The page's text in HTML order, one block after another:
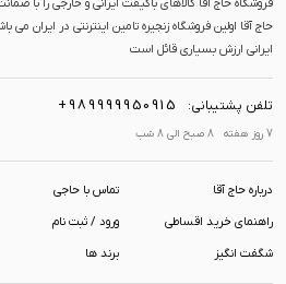
فروشگاه حاج آقا کالاهای باکیفت ایرانی و خارجی را با
حاج آقا اولین فروشگاه زنجیره تامین اینترنتی در ایران می
ایرانی ارزش بسیاری قائل است
تلفن پشتیبانی: +989999950915
7 روز هفته 8 صبح الی 8 شب
درباره حاج آقا تماس با حاجی
راهنمای خرید اقساطی ورود / ثبت نام
شگفت انگیز برند ها